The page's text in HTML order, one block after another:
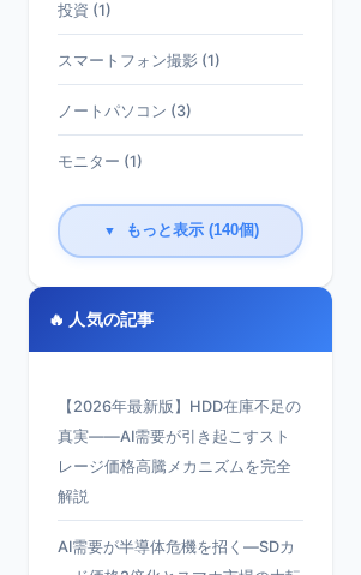
投資 (1)
スマートフォン撮影 (1)
ノートパソコン (3)
モニター (1)
▼ もっと表示 (140個)
🔥 人気の記事
【2026年最新版】HDD在庫不足の
真実——AI需要が引き起こすスト
レージ価格高騰メカニズムを完全
解説
AI需要が半導体危機を招く—SDカ